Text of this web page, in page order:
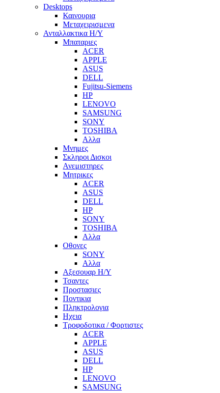
Desktops
Καινουρια
Μεταχειρισμενα
Ανταλλακτικα H/Y
Μπαταριες
ACER
APPLE
ASUS
DELL
Fujitsu-Siemens
HP
LENOVO
SAMSUNG
SONY
TOSHIBA
Αλλα
Μνημες
Σκληροι Δισκοι
Ανεμιστηρες
Μητρικες
ACER
ASUS
DELL
HP
SONY
TOSHIBA
Αλλα
Οθονες
SONY
Αλλα
Αξεσουαρ Η/Υ
Τσαντες
Προστασιες
Ποντικια
Πληκτρολογια
Ηχεια
Τροφοδοτικα / Φορτιστες
ACER
APPLE
ASUS
DELL
HP
LENOVO
SAMSUNG